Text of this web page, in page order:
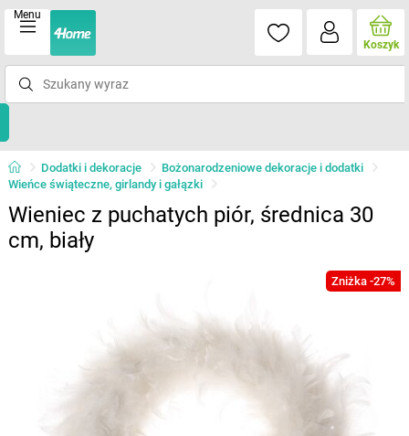
Menu
Koszyk
Dodatki i dekoracje
Bożonarodzeniowe dekoracje i dodatki
Wieńce świąteczne, girlandy i gałązki
Wieniec z puchatych piór, średnica 30
cm, biały
Zniżka -27%